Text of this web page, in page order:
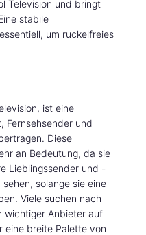
Television und bringt
stabile
um ruckelfreies
ist eine
Fernsehsender und
Diese
an Bedeutung, da sie
Lieblingssender und -
solange sie eine
Viele suchen nach
wichtiger Anbieter auf
eine breite Palette von